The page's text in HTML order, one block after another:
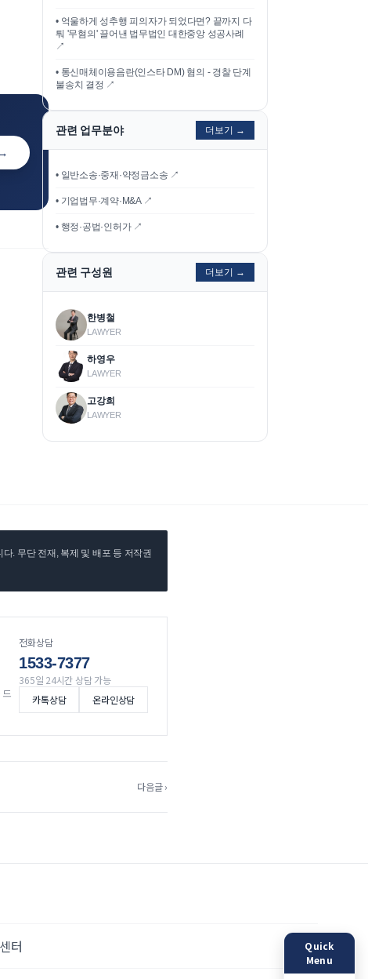
• 억울하게 성추행 피의자가 되었다면? 끝까지 다
퉈 '무혐의' 끌어낸 법무법인 대한중앙 성공사례
↗
• 통신매체이용음란(인스타 DM) 혐의 - 경찰 단계
불송치 결정 ↗
관련 업무분야 더보기 →
• 일반소송·중재·약정금소송 ↗
• 기업법무·계약·M&A ↗
• 행정·공법·인허가 ↗
관련 구성원 더보기 →
한병철
LAWYER
하영우
LAWYER
고강희
LAWYER
. 무단 전재, 복제 및 배포 등 저작권
드
전화상담
1533-7377
365일 24시간 상담 가능
카톡상담
온라인상담
다음글 ›
터
Quick
Menu